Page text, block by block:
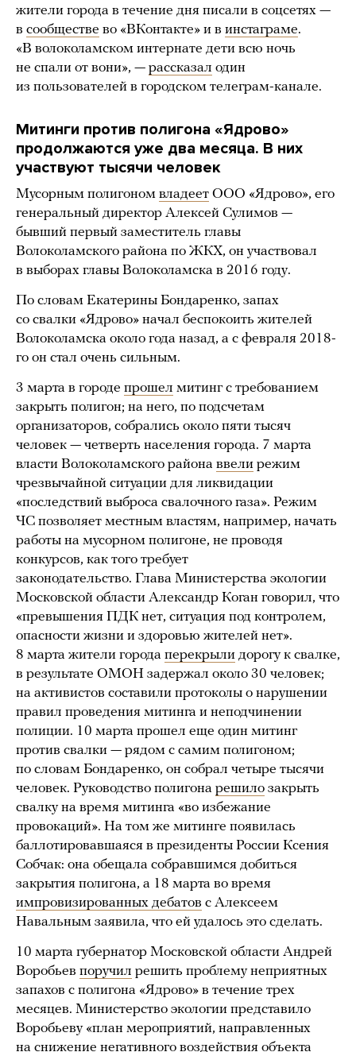
жители города в течение дня писали в соцсетях —
в сообществе во «ВКонтакте» и в инстаграме.
«В волоколамском интернате дети всю ночь
не спали от вони», — рассказал один
из пользователей в городском телеграм-канале.
Митинги против полигона «Ядрово»
продолжаются уже два месяца. В них
участвуют тысячи человек
Мусорным полигоном владеет ООО «Ядрово», его
генеральный директор Алексей Сулимов —
бывший первый заместитель главы
Волоколамского района по ЖКХ, он участвовал
в выборах главы Волоколамска в 2016 году.
По словам Екатерины Бондаренко, запах
со свалки «Ядрово» начал беспокоить жителей
Волоколамска около года назад, а с февраля 2018-
го он стал очень сильным.
3 марта в городе прошел митинг с требованием
закрыть полигон; на него, по подсчетам
организаторов, собрались около пяти тысяч
человек — четверть населения города. 7 марта
власти Волоколамского района ввели режим
чрезвычайной ситуации для ликвидации
«последствий выброса свалочного газа». Режим
ЧС позволяет местным властям, например, начать
работы на мусорном полигоне, не проводя
конкурсов, как того требует
законодательство. Глава Министерства экологии
Московской области Александр Коган говорил, что
«превышения ПДК нет, ситуация под контролем,
опасности жизни и здоровью жителей нет».
8 марта жители города перекрыли дорогу к свалке,
в результате ОМОН задержал около 30 человек;
на активистов составили протоколы о нарушении
правил проведения митинга и неподчинении
полиции. 10 марта прошел еще один митинг
против свалки — рядом с самим полигоном;
по словам Бондаренко, он собрал четыре тысячи
человек. Руководство полигона решило закрыть
свалку на время митинга «во избежание
провокаций». На том же митинге появилась
баллотировавшаяся в президенты России Ксения
Собчак: она обещала собравшимся добиться
закрытия полигона, а 18 марта во время
импровизированных дебатов с Алексеем
Навальным заявила, что ей удалось это сделать.
10 марта губернатор Московской области Андрей
Воробьев поручил решить проблему неприятных
запахов с полигона «Ядрово» в течение трех
месяцев. Министерство экологии представило
Воробьеву «план мероприятий, направленных
на снижение негативного воздействия объекта